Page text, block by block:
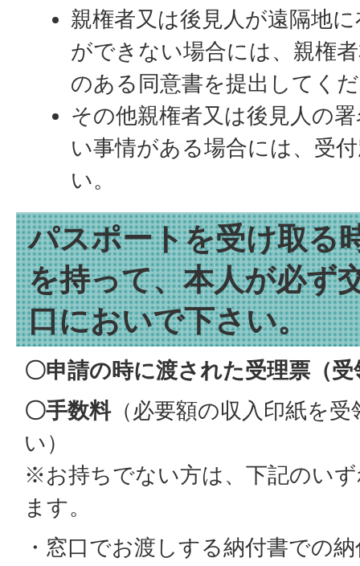
親権者又は後見人が遠隔地
ができない場合には、親権
のある同意書を提出してく
その他親権者又は後見人の
い事情がある場合には、受
い。
パスポートを受け取る
を持って、本人が必ず
口においで下さい。
〇申請の時に渡された受理票（受
〇手数料（必要額の収入印紙を
い）
※お持ちでない方は、下記のい
ます。
・窓口でお渡しする納付書での